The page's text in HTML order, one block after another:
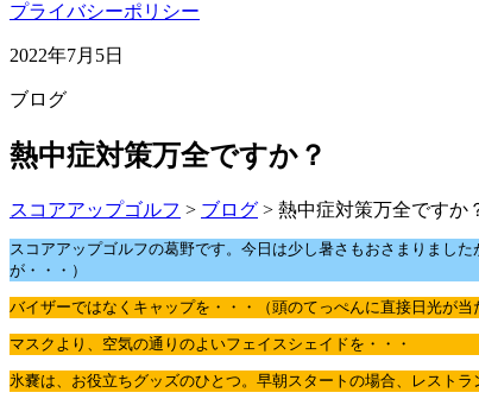
プライバシーポリシー
2022年7月5日
ブログ
熱中症対策万全ですか？
スコアアップゴルフ > ブログ > 熱中症対策万全ですか
スコアアップゴルフの葛野です。今日は少し暑さもおさまりまし
が・・・）
バイザーではなくキャップを・・・（頭のてっぺんに直接日光が当
マスクより、空気の通りのよいフェイスシェイドを・・・
氷嚢は、お役立ちグッズのひとつ。早朝スタートの場合、レスト